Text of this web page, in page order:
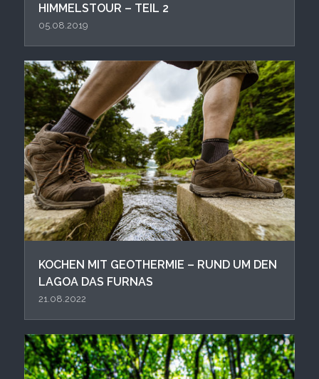
HIMMELSTOUR – TEIL 2
05.08.2019
KOCHEN MIT GEOTHERMIE – RUND UM DEN
LAGOA DAS FURNAS
21.08.2022